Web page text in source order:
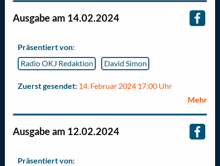
Ausgabe am 14.02.2024
Präsentiert von:
Radio OKJ Redaktion
David Simon
Zuerst gesendet: 14. Februar 2024 17:00 Uhr
Mehr
Ausgabe am 12.02.2024
Präsentiert von: